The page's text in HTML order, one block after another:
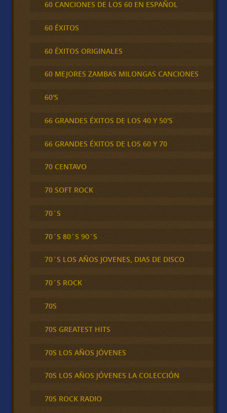
60 CANCIONES DE LOS 60 EN ESPAÑOL
60 ÉXITOS
60 ÉXITOS ORIGINALES
60 MEJORES ZAMBAS MILONGAS CANCIONES
60'S
66 GRANDES ÉXITOS DE LOS 40 Y 50'S
66 GRANDES ÉXITOS DE LOS 60 Y 70
70 CENTAVO
70 SOFT ROCK
70´S
70´S 80´S 90´S
70´S LOS AÑOS JOVENES, DIAS DE DISCO
70´S ROCK
70S
70S GREATEST HITS
70S LOS AÑOS JÓVENES
70S LOS AÑOS JÓVENES LA COLECCIÓN
70S ROCK RADIO